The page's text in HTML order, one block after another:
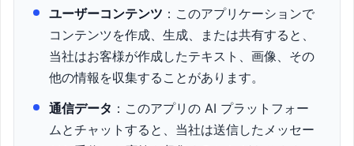
ユーザーコンテンツ ：このアプリケーションで
コンテンツを作成、生成、または共有すると、
当社はお客様が作成したテキスト、画像、その
他の情報を収集することがあります。
通信データ ：このアプリの AI プラットフォー
ムとチャットすると、当社は送信したメッセー